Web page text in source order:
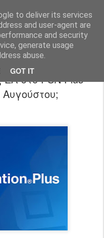
to deliver its services
and user-agent are
and security
generate usage
abuse.
GOT IT
site για τις κονσόλες Playstation στην Ελλάδα
ΕΑ στο PSN Plus
Αυγούστου;